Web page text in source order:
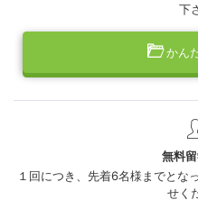
下
かん
無料
１回につき、先着6名様までとな
せく